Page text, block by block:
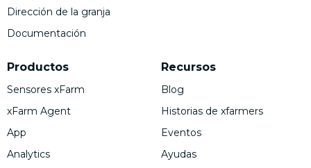
Dirección de la granja
Documentación
Productos
Sensores xFarm
xFarm Agent
App
Analytics
Recursos
Blog
Historias de xfarmers
Eventos
Ayudas